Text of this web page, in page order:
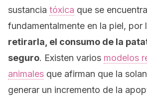
sustancia tóxica que se encuentra
fundamentalmente en la piel, por
retirarla, el consumo de la
seguro. Existen varios modelos
animales que afirman que la
generar un incremento de la